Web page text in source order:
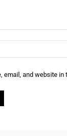
email, and website